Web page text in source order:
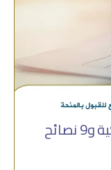
كتابة رسالة التوصية للمنحة التركية و9 نصائح